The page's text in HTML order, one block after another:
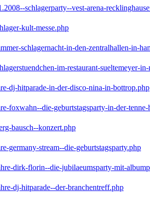
schlagerparty--vest-arena-
kult-messe.php
schlagernacht-in-den-zentralhallen-in-
im-restaurant-sueltemeyer-
dj-hitparade-in-der-disco-nina-in-bottrop.php
foxwahn--die-geburtstagsparty-in-der-tenne-
bausch--konzert.php
germany-stream--die-geburtstagsparty.php
dirk-florin--die-jubilaeumsparty-mit-
dj-hitparade--der-branchentreff.php